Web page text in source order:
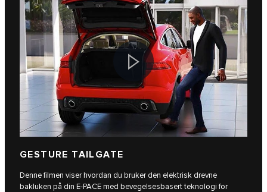
GESTURE TAILGATE
Denne filmen viser hvordan du bruker den elektrisk drevne
bakluken på din E-PACE med bevegelsesbasert teknologi for